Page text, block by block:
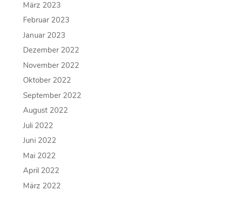
März 2023
Februar 2023
Januar 2023
Dezember 2022
November 2022
Oktober 2022
September 2022
August 2022
Juli 2022
Juni 2022
Mai 2022
April 2022
März 2022